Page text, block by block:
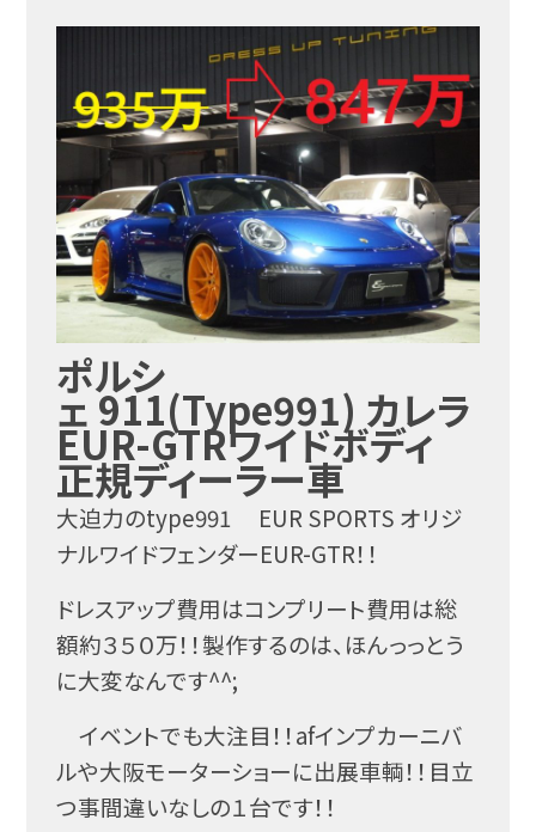
ポルシ
ェ 911(Type991) カレラ
EUR-GTRワイドボディ
正規ディーラー車
大迫力のtype991 EUR SPORTS オリジ
ナルワイドフェンダーEUR-GTR！！
ドレスアップ費用はコンプリート費用は総
額約３５０万！！製作するのは、ほんっっとう
に大変なんです^^;
イベントでも大注目！！afインプカーニバ
ルや大阪モーターショーに出展車輌！！目立
つ事間違いなしの１台です！！